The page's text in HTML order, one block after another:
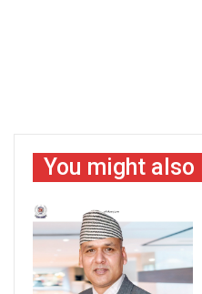
You might also